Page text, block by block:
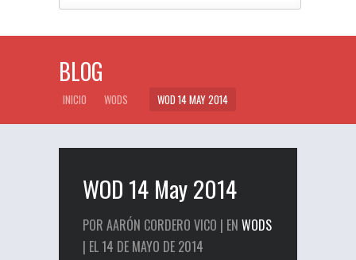
BLOG
INICIO WODS WOD 14 MAY 2014
WOD 14 May 2014
POR AARÓN CORDERO VICO | EN WODS
| EL 14 DE MAYO DE 2014